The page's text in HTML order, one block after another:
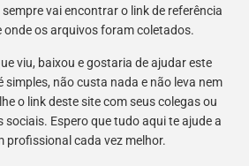
vai encontrar o link de referência
onde os arquivos foram coletados.
viu, baixou e gostaria de ajudar este
não custa nada e não leva nem
o link deste site com seus colegas ou
sociais. Espero que tudo aqui te ajude a
profissional cada vez melhor.